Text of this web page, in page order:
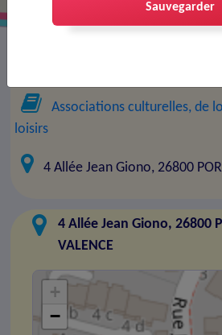
Associations culturelles, de
loisirs
4 Allée Jean Giono, 26800
4 Allée Jean Giono, 26800
VALENCE
+
−
Sauvegarder